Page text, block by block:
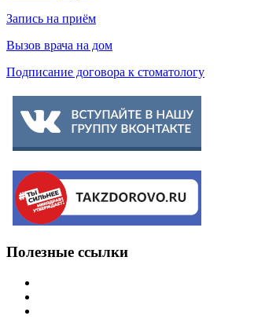
Запись на приём
Вызов врача на дом
Подписание договора к стоматологу
Полезные ссылки